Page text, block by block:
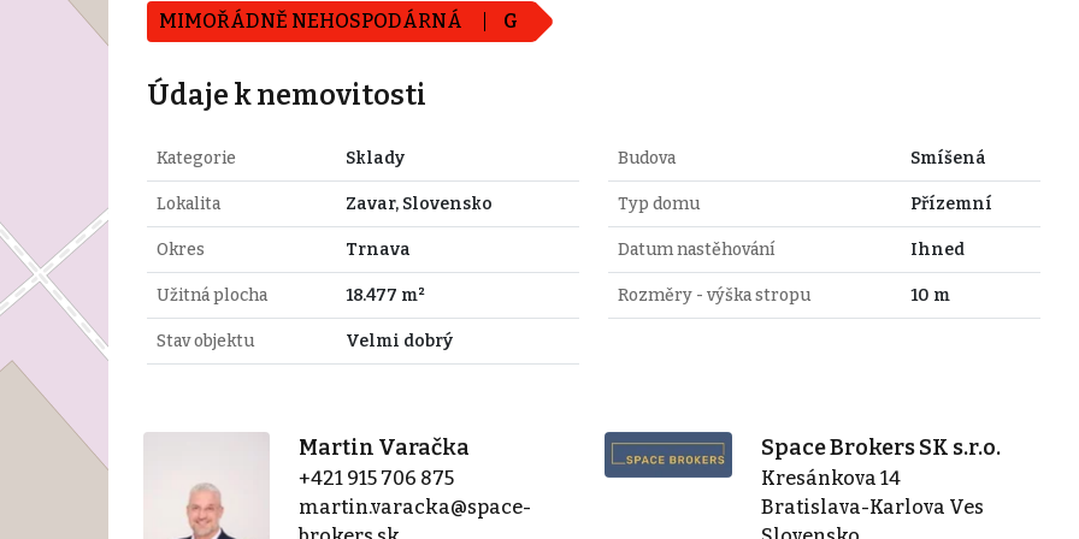
MIMOŘÁDNĚ NEHOSPODÁRNÁ G
Údaje k nemovitosti
Kategorie Sklady
Lokalita Zavar, Slovensko
Okres Trnava
Užitná plocha 18.477 m²
Stav objektu Velmi dobrý
Budova Smíšená
Typ domu Přízemní
Datum nastěhování Ihned
Rozměry - výška stropu 10 m
Martin Varačka
+421 915 706 875
martin.varacka@space-
Space Brokers SK s.r.o.
Kresánkova 14
Bratislava-Karlova Ves